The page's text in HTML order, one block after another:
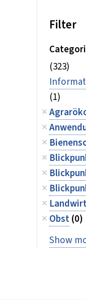
Filter
(323)
(1)
Obst(0)
Show